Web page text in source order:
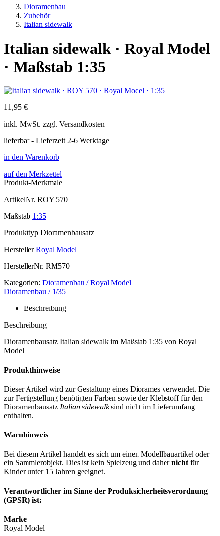
Dioramenbau
Zubehör
Italian sidewalk
Italian sidewalk · Royal Model
· Maßstab 1:35
11,95 €
inkl. MwSt. zzgl. Versandkosten
lieferbar - Lieferzeit 2-6 Werktage
in den Warenkorb
auf den Merkzettel
Produkt-Merkmale
ArtikelNr. ROY 570
Maßstab 1:35
Produkttyp Dioramenbausatz
Hersteller Royal Model
HerstellerNr. RM570
Kategorien: Dioramenbau / Royal Model
Dioramenbau / 1/35
Beschreibung
Beschreibung
Dioramenbausatz Italian sidewalk im Maßstab 1:35 von Royal
Model
Produkthinweise
Dieser Artikel wird zur Gestaltung eines Diorames verwendet. Die
zur Fertigstellung benötigten Farben sowie der Klebstoff für den
Dioramenbausatz Italian sidewalksind nicht im Lieferumfang
enthalten.
Warnhinweis
Bei diesem Artikel handelt es sich um einen Modellbauartikel oder
ein Sammlerobjekt. Dies ist kein Spielzeug und dahernicht für
Kinder unter 15 Jahren geeignet.
Verantwortlicher im Sinne der Produksicherheitsverordnung
(GPSR) ist:
Marke
Royal Model